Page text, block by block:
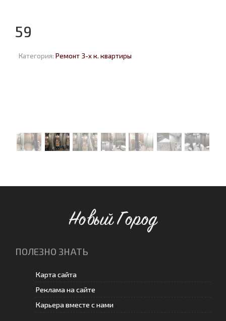
59
Категория: Ремонт 3-х к. квартиры
Новый Город
ПОЛЕЗНО ЗНАТЬ
Карта сайта
Реклама на сайте
Карьера вместе с нами